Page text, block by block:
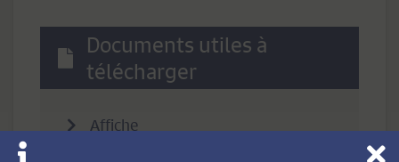
Documents utiles à
télécharger
Affiche